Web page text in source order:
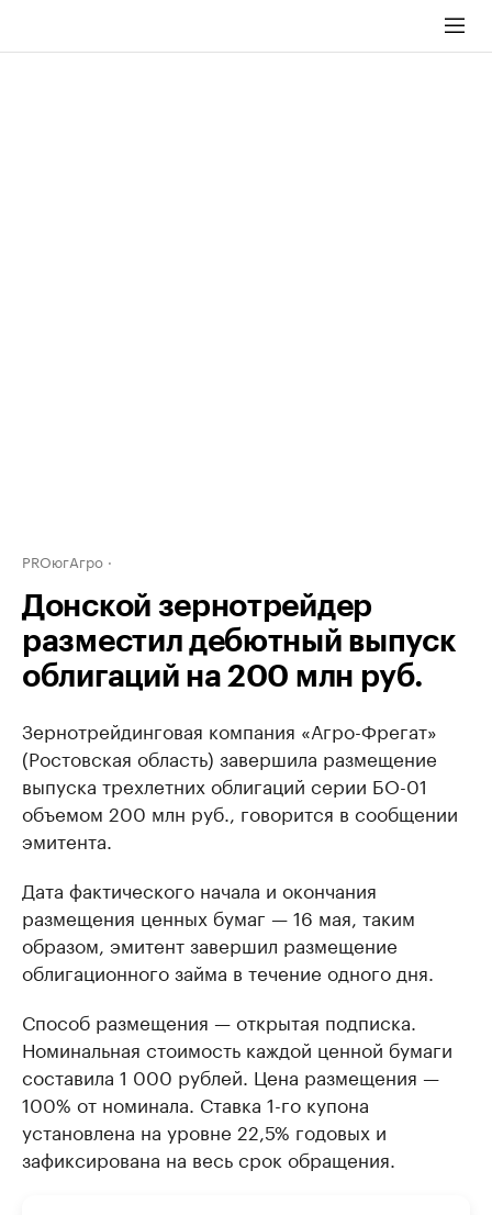
PROюгАгро
Донской зернотрейдер
разместил дебютный выпуск
облигаций на 200 млн руб.
Зернотрейдинговая компания «Агро-Фрегат»
(Ростовская область) завершила размещение
выпуска трехлетних облигаций серии БО-01
объемом 200 млн руб., говорится в сообщении
эмитента.
Дата фактического начала и окончания
размещения ценных бумаг — 16 мая, таким
образом, эмитент завершил размещение
облигационного займа в течение одного дня.
Способ размещения — открытая подписка.
Номинальная стоимость каждой ценной бумаги
составила 1 000 рублей. Цена размещения —
100% от номинала. Ставка 1-го купона
установлена на уровне 22,5% годовых и
зафиксирована на весь срок обращения.